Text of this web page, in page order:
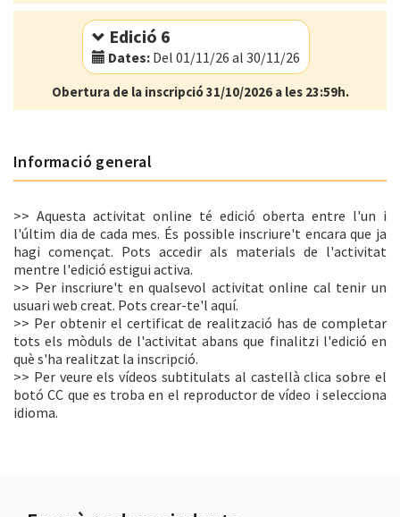
Edició 6
Dates:Del 01/11/26 al 30/11/26
Modalitat:Online
Idioma:Català
Obertura de la inscripció 31/10/2026 a les 23:59h.
Informació general
>> Aquesta activitat online té edició oberta entre l'un i
l'últim dia de cada mes. És possible inscriure't encara que ja
hagi començat. Pots accedir als materials de l'activitat
mentre l'edició estigui activa.
>> Per inscriure't en qualsevol activitat online cal tenir un
usuari web creat. Pots crear-te'l aquí.
>> Per obtenir el certificat de realització has de completar
tots els mòduls de l'activitat abans que finalitzi l'edició en
què s'ha realitzat la inscripció.
>> Per veure els vídeos subtitulats al castellà clica sobre el
botó CC que es troba en el reproductor de vídeo i selecciona
idioma.